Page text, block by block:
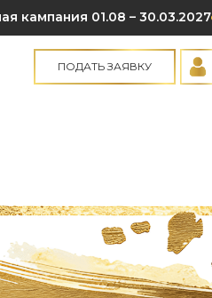
кампания 01.08 – 30.03.2027
ПОДАТЬ ЗАЯВКУ